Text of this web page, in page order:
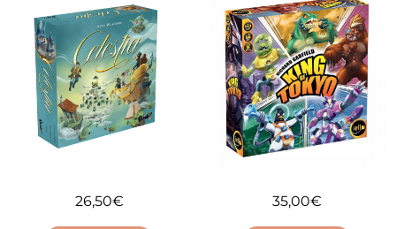
Ajouter à ma liste
d'envies
Ajouter à ma liste
d'envies
26,50€ 35,00€